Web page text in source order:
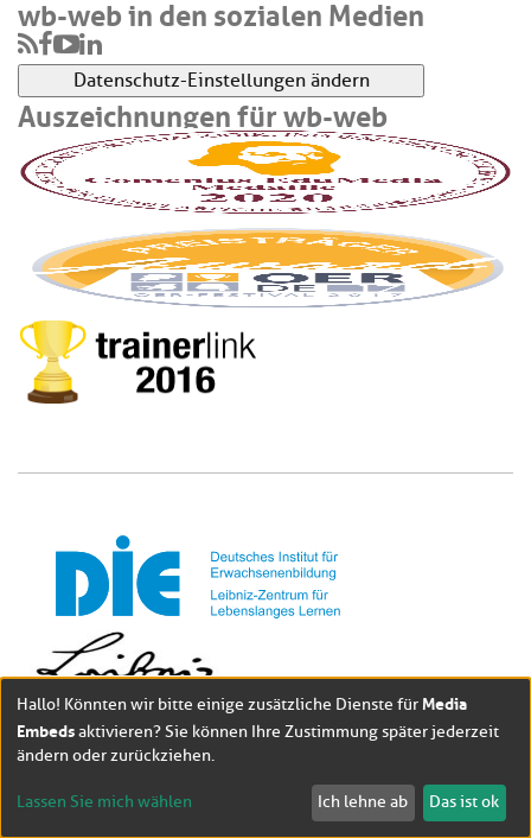
wb-web in den sozialen Medien
Datenschutz-Einstellungen ändern
Auszeichnungen für wb-web
Hallo! Könnten wir bitte einige zusätzliche Dienste für Media
Embedsaktivieren? Sie können Ihre Zustimmung später jederzeit
ändern oder zurückziehen.
Lassen Sie mich wählen Ich lehne ab Das ist ok